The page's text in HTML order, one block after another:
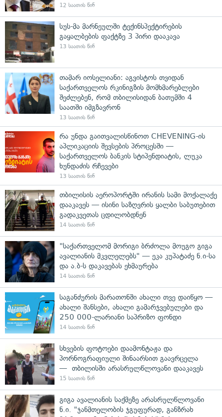
12 საათის წინ
სუს-მა მარნეულში ტექინსპექტირების
გაყალბების ფაქტზე 3 პირი დააკავა
13 საათის წინ
თამარ იოსელიანი: აგვისტოს თვიდან
საქართველოს რკინიგზის მომხმარებლები
შეძლებენ, რომ თბილისიდან ბათუმში 4
საათში იმგზავრონ
13 საათის წინ
რა უნდა გაითვალისწინოთ CHEVENING-ის
აპლიკაციის შევსების პროცესში —
საქართველოს ბანკის სტიპენდიატის, ლუკა
ხუნდაძის რჩევები
13 საათის წინ
თბილისის აეროპორტში ირანის სამი მოქალაქე
დააკავეს — ისინი საზღვრის ყალბი საბუთებით
გადაკვეთას ცდილობდნენ
14 საათის წინ
"საქართველომ მორიგი ბრძოლა მოუგო გიგა
ავალიანის მკვლელებს" — ეკა კუპატაძე ნ.ი-სა
და ა.ბ-ს დაკავებას ეხმაურება
14 საათის წინ
საგანძურის მარათონში ახალი თვე დაიწყო —
ახალი შანსები, ახალი გამარჯვებულები და
250 000-ლარიანი საპრიზო ფონდი
14 საათის წინ
სხვების ფოტოები დაამონტაჟა და
პორნოგრაფიული შინაარსით გაავრცელა
— თბილისში არასრულწლოვანი დააკავეს
15 საათის წინ
გიგა ავალიანის საქმეზე არასრულწლოვანი
ნ.ი. "ჯანმთელობის ჯგუფურად, განზრახ